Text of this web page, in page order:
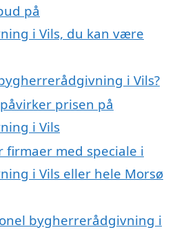
på
i Vils, du kan være
i Vils?
prisen på
i Vils
firmaer med speciale i
i Vils eller hele Morsø
bygherrerådgivning i